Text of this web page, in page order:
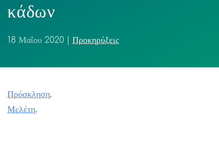
κάδων
18 Μαΐου 2020 Προκηρύξεις
Πρόσκληση.
Μελέτη.